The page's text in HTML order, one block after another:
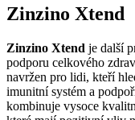
Zinzino Xtend
Zinzino Xtend je další
podporu celkového
navržen pro lidi, kteří
imunitní systém a
kombinuje vysoce